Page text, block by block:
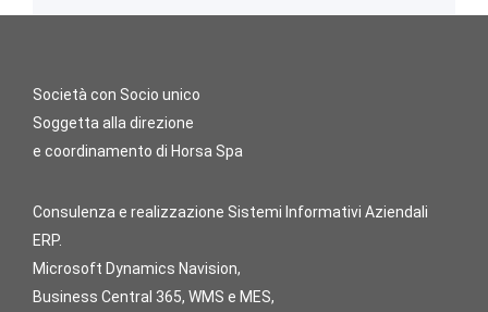
Società con Socio unico
Soggetta alla direzione
e coordinamento di Horsa Spa
Consulenza e realizzazione Sistemi Informativi Aziendali
ERP.
Microsoft Dynamics Navision,
Business Central 365, WMS e MES,